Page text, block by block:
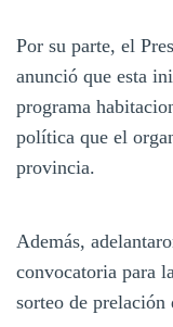
Por su parte, el
anunció que esta
programa
política que el
provincia.
Además,
convocatoria para
sorteo de